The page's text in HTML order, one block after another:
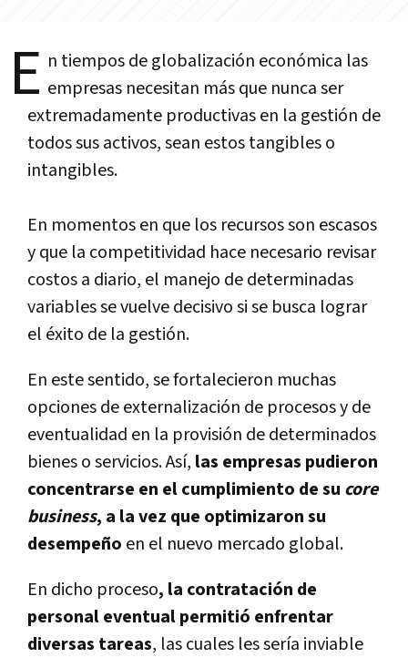
E n tiempos de globalización económica las
empresas necesitan más que nunca ser
extremadamente productivas en la gestión de
todos sus activos, sean estos tangibles o
intangibles.
En momentos en que los recursos son escasos
y que la competitividad hace necesario revisar
costos a diario, el manejo de determinadas
variables se vuelve decisivo si se busca lograr
el éxito de la gestión.
En este sentido, se fortalecieron muchas
opciones de externalización de procesos y de
eventualidad en la provisión de determinados
bienes o servicios. Así, las empresas pudieron
concentrarse en el cumplimiento de su core
business, a la vez que optimizaron su
desempeño en el nuevo mercado global.
En dicho proceso, la contratación de
personal eventual permitió enfrentar
diversas tareas, las cuales les sería inviable